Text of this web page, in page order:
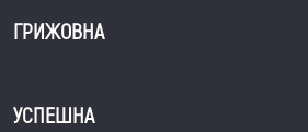
ГРИЖОВНА
УСПЕШНА